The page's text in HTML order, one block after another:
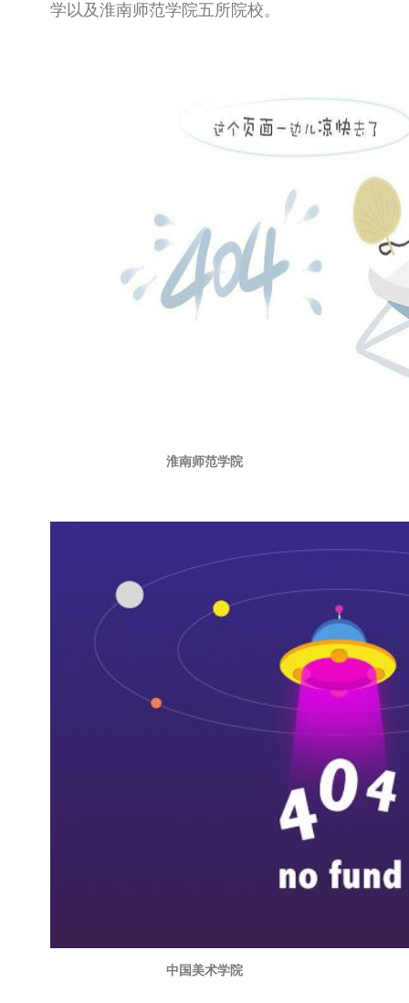
学以及淮南师范学院五所院校。
淮南师范学院
中国美术学院